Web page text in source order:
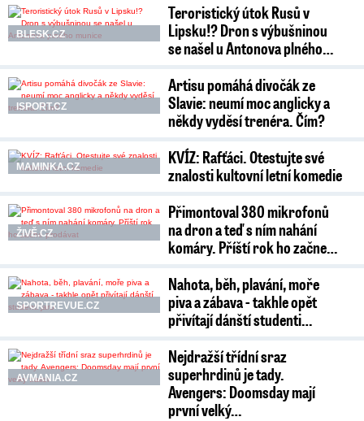
BLESK.CZ
Teroristický útok Rusů v
Lipsku!? Dron s výbušninou
se našel u Antonova plného…
ISPORT.CZ
Artisu pomáhá divočák ze
Slavie: neumí moc anglicky a
někdy vyděsí trenéra. Čím?
MAMINKA.CZ
KVÍZ: Rafťáci. Otestujte své
znalosti kultovní letní komedie
ŽIVĚ.CZ
Přimontoval 380 mikrofonů
na dron a teď s ním nahání
komáry. Příští rok ho začne…
SPORTREVUE.CZ
Nahota, běh, plavání, moře
piva a zábava - takhle opět
přivítají dánští studenti…
AVMANIA.CZ
Nejdražší třídní sraz
superhrdinů je tady.
Avengers: Doomsday mají
první velký…